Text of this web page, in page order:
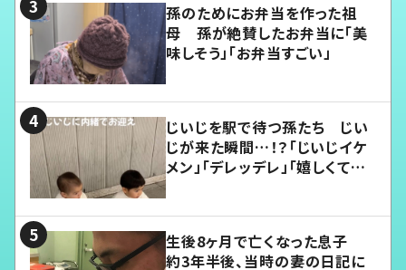
孫のためにお弁当を作った祖
母 孫が絶賛したお弁当に「美
味しそう」「お弁当すごい」
じいじを駅で待つ孫たち じい
じが来た瞬間…！？「じいじイケ
メン」「デレッデレ」「嬉しくて可
生後8ヶ月で亡くなった息子
約3年半後、当時の妻の日記に